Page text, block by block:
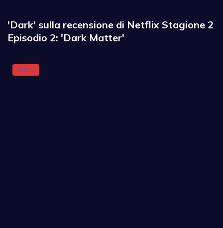
'Dark' sulla recensione di Netflix Stagione 2
Episodio 2: 'Dark Matter'
Altro